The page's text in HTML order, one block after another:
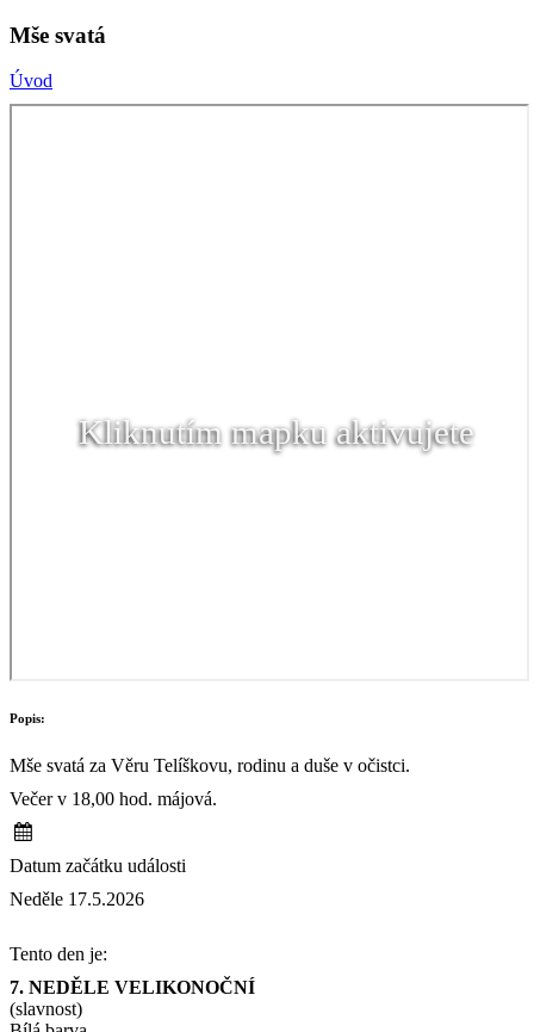
Mše svatá
Úvod
Kliknutím mapku aktivujete
Popis:
Mše svatá za Věru Telíškovu, rodinu a duše v očistci.
Večer v 18,00 hod. májová.
Datum začátku události
Neděle 17.5.2026
Tento den je:
7. NEDĚLE VELIKONOČNÍ
(slavnost)